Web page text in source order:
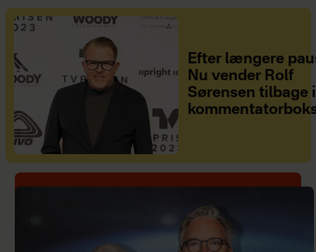
Efter længere
Nu vender Rolf
Sørensen tilbage i